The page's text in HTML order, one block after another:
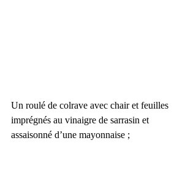
Un roulé de colrave avec chair et feuilles
imprégnés au vinaigre de sarrasin et
assaisonné d’une mayonnaise ;